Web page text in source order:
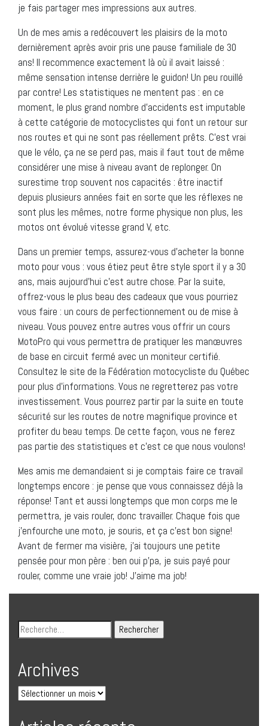
je fais partager mes impressions aux autres.
Un de mes amis a redécouvert les plaisirs de la moto
dernièrement après avoir pris une pause familiale de 30
ans! Il recommence exactement là où il avait laissé :
même sensation intense derrière le guidon! Un peu rouillé
par contre! Les statistiques ne mentent pas : en ce
moment, le plus grand nombre d’accidents est imputable
à cette catégorie de motocyclistes qui font un retour sur
nos routes et qui ne sont pas réellement prêts. C’est vrai
que le vélo, ça ne se perd pas, mais il faut tout de même
considérer une mise à niveau avant de replonger. On
surestime trop souvent nos capacités : être inactif
depuis plusieurs années fait en sorte que les réflexes ne
sont plus les mêmes, notre forme physique non plus, les
motos ont évolué vitesse grand V, etc.
Dans un premier temps, assurez-vous d’acheter la bonne
moto pour vous : vous étiez peut être style sport il y a 30
ans, mais aujourd’hui c’est autre chose. Par la suite,
offrez-vous le plus beau des cadeaux que vous pourriez
vous faire : un cours de perfectionnement ou de mise à
niveau. Vous pouvez entre autres vous offrir un cours
MotoPro qui vous permettra de pratiquer les manœuvres
de base en circuit fermé avec un moniteur certifié.
Consultez le site de la Fédération motocycliste du Québec
pour plus d’informations. Vous ne regretterez pas votre
investissement. Vous pourrez partir par la suite en toute
sécurité sur les routes de notre magnifique province et
profiter du beau temps. De cette façon, vous ne ferez
pas partie des statistiques et c’est ce que nous voulons!
Mes amis me demandaient si je comptais faire ce travail
longtemps encore : je pense que vous connaissez déjà la
réponse! Tant et aussi longtemps que mon corps me le
permettra, je vais rouler, donc travailler. Chaque fois que
j’enfourche une moto, je souris, et ça c’est bon signe!
Avant de fermer ma visière, j’ai toujours une petite
pensée pour mon père : ben oui p’pa, je suis payé pour
rouler, comme une vraie job! J’aime ma job!
Archives